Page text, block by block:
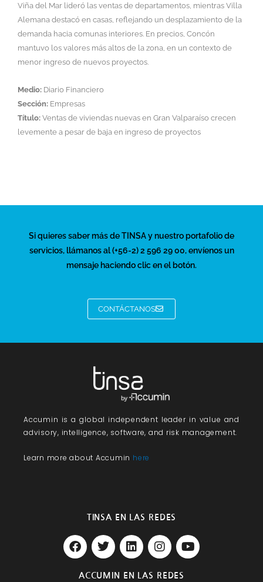
Viña del Mar lideró las ventas de departamentos, mientras Villa
Alemana destacó en casas, reflejando un desplazamiento de la
demanda hacia comunas interiores. En precios, Concón
mantuvo los valores más altos de la zona, en un contexto de
menor ingreso de nuevos proyectos.
Medio: Diario Financiero
Sección: Empresas
Título: Ventas de viviendas nuevas en Gran Valparaíso crecen
levemente a pesar de baja en ingreso de proyectos
Si quieres saber más de TINSA y nuestro portafolio de
servicios, llámanos al (+56-2) 2 596 29 00, envíenos un
mensaje haciendo clic en el botón.
CONTÁCTANOS
Accumin is a global independent leader in value and
advisory, intelligence, software, and risk management.
Learn more about Accumin here
TINSA EN LAS REDES
F
a
e
T
w
t
L
i
k
I
n
t
Y
o
ACCUMIN EN LAS REDES